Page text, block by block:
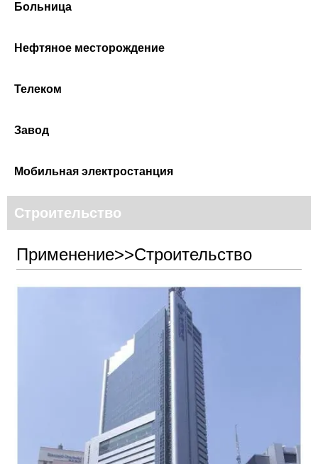
Больница
Нефтяное месторождение
Телеком
Завод
Мобильная электростанция
Строительство
Применение>>Строительство